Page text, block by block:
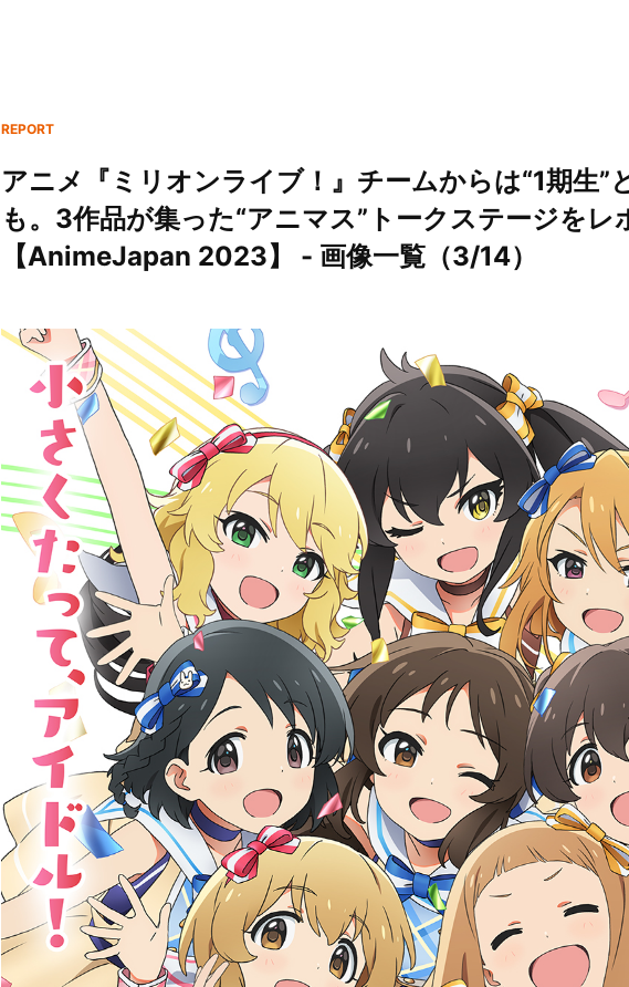
REPORT
アニメ『ミリオンライブ！』チームからは“1期生”
も。3作品が集った“アニマス”トークステージをレ
【AnimeJapan 2023】 - 画像一覧（3/14）